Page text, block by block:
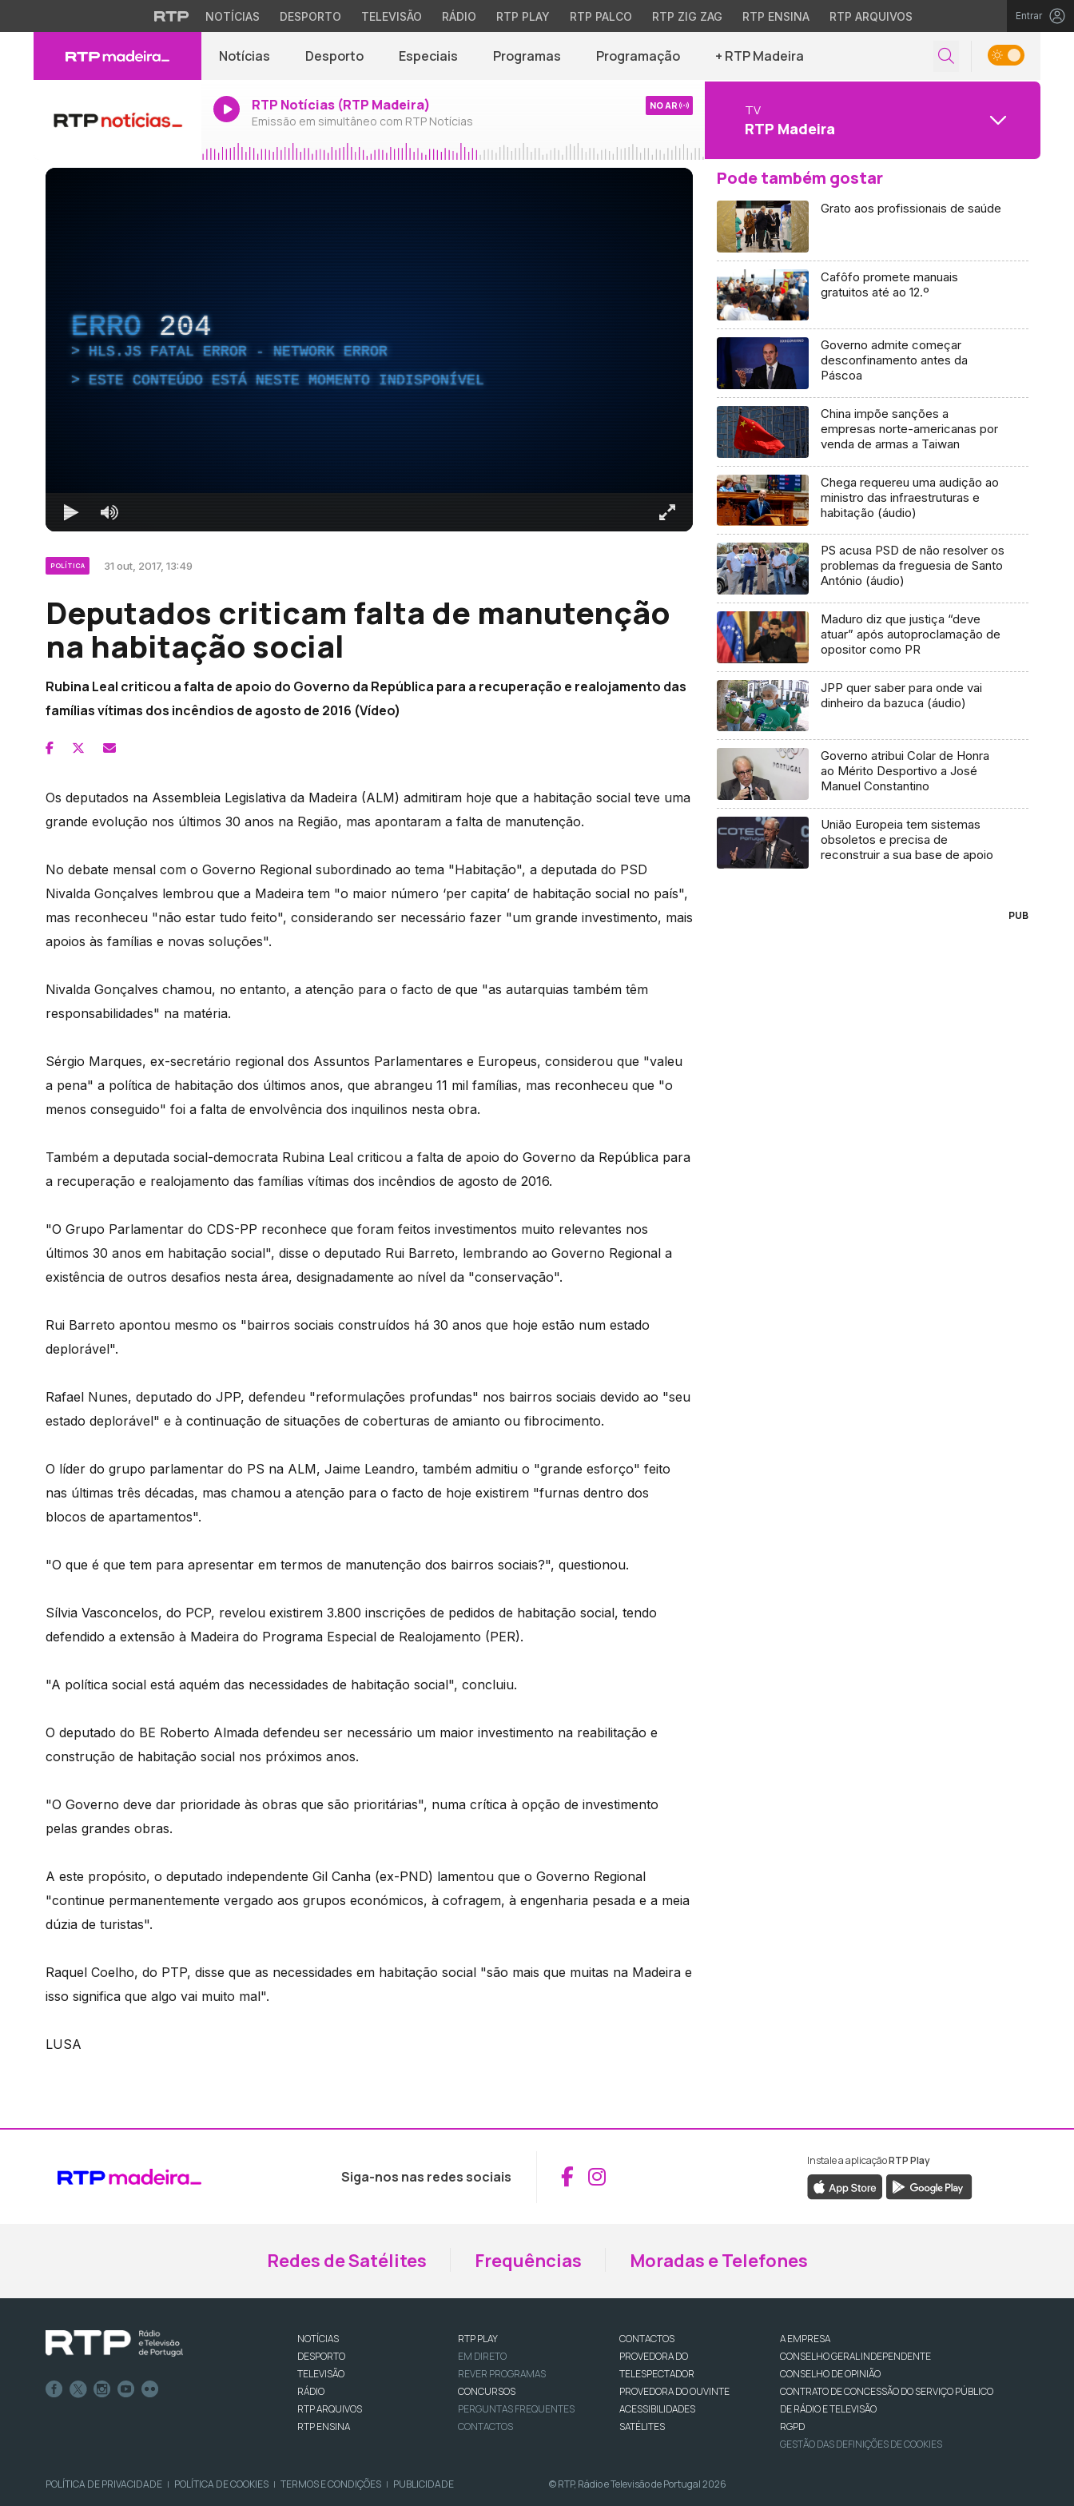
NOTÍCIAS DESPORTO TELEVISÃO RÁDIO RTP PLAY RTP PALCO RTP ZIG ZAG RTP ENSINA RTP ARQUIVOS Entrar
Notícias Desporto Especiais Programas Programação + RTP Madeira
RTP Notícias (RTP Madeira)
Emissão em simultâneo com RTP Notícias
NO AR TV
RTP Madeira
ERRO 204
HLS.JS FATAL ERROR - NETWORK ERROR
ESTE CONTEÚDO ESTÁ NESTE MOMENTO INDISPONÍVEL
POLÍTICA 31 out, 2017, 13:49
Deputados criticam falta de manutenção
na habitação social
Rubina Leal criticou a falta de apoio do Governo da República para a recuperação e realojamento das
famílias vítimas dos incêndios de agosto de 2016 (Vídeo)
Os deputados na Assembleia Legislativa da Madeira (ALM) admitiram hoje que a habitação social teve uma
grande evolução nos últimos 30 anos na Região, mas apontaram a falta de manutenção.
No debate mensal com o Governo Regional subordinado ao tema "Habitação", a deputada do PSD
Nivalda Gonçalves lembrou que a Madeira tem "o maior número ‘per capita’ de habitação social no país",
mas reconheceu "não estar tudo feito", considerando ser necessário fazer "um grande investimento, mais
apoios às famílias e novas soluções".
Nivalda Gonçalves chamou, no entanto, a atenção para o facto de que "as autarquias também têm
responsabilidades" na matéria.
Sérgio Marques, ex-secretário regional dos Assuntos Parlamentares e Europeus, considerou que "valeu
a pena" a política de habitação dos últimos anos, que abrangeu 11 mil famílias, mas reconheceu que "o
menos conseguido" foi a falta de envolvência dos inquilinos nesta obra.
Também a deputada social-democrata Rubina Leal criticou a falta de apoio do Governo da República para
a recuperação e realojamento das famílias vítimas dos incêndios de agosto de 2016.
"O Grupo Parlamentar do CDS-PP reconhece que foram feitos investimentos muito relevantes nos
últimos 30 anos em habitação social", disse o deputado Rui Barreto, lembrando ao Governo Regional a
existência de outros desafios nesta área, designadamente ao nível da "conservação".
Rui Barreto apontou mesmo os "bairros sociais construídos há 30 anos que hoje estão num estado
deplorável".
Rafael Nunes, deputado do JPP, defendeu "reformulações profundas" nos bairros sociais devido ao "seu
estado deplorável" e à continuação de situações de coberturas de amianto ou fibrocimento.
O líder do grupo parlamentar do PS na ALM, Jaime Leandro, também admitiu o "grande esforço" feito
nas últimas três décadas, mas chamou a atenção para o facto de hoje existirem "furnas dentro dos
blocos de apartamentos".
"O que é que tem para apresentar em termos de manutenção dos bairros sociais?", questionou.
Sílvia Vasconcelos, do PCP, revelou existirem 3.800 inscrições de pedidos de habitação social, tendo
defendido a extensão à Madeira do Programa Especial de Realojamento (PER).
"A política social está aquém das necessidades de habitação social", concluiu.
O deputado do BE Roberto Almada defendeu ser necessário um maior investimento na reabilitação e
construção de habitação social nos próximos anos.
"O Governo deve dar prioridade às obras que são prioritárias", numa crítica à opção de investimento
pelas grandes obras.
A este propósito, o deputado independente Gil Canha (ex-PND) lamentou que o Governo Regional
"continue permanentemente vergado aos grupos económicos, à cofragem, à engenharia pesada e a meia
dúzia de turistas".
Raquel Coelho, do PTP, disse que as necessidades em habitação social "são mais que muitas na Madeira e
isso significa que algo vai muito mal".
LUSA
Pode também gostar
Grato aos profissionais de saúde
Cafôfo promete manuais
gratuitos até ao 12.º
Governo admite começar
desconfinamento antes da
Páscoa
China impõe sanções a
empresas norte-americanas por
venda de armas a Taiwan
Chega requereu uma audição ao
ministro das infraestruturas e
habitação (áudio)
PS acusa PSD de não resolver os
problemas da freguesia de Santo
António (áudio)
Maduro diz que justiça “deve
atuar” após autoproclamação de
opositor como PR
JPP quer saber para onde vai
dinheiro da bazuca (áudio)
Governo atribui Colar de Honra
ao Mérito Desportivo a José
Manuel Constantino
União Europeia tem sistemas
obsoletos e precisa de
reconstruir a sua base de apoio
PUB
Siga-nos nas redes sociais Aceder ao Facebook da RTP Madeira
Aceder ao Instagram da RTP Madeira
Instale a aplicaçãoRTP Play
Redes de Satélites Frequências Moradas e Telefones
NOTÍCIAS
DESPORTO
TELEVISÃO
RÁDIO
RTP ARQUIVOS
RTP ENSINA
RTP PLAY
EM DIRETO
REVER PROGRAMAS
CONCURSOS
PERGUNTAS FREQUENTES
CONTACTOS
CONTACTOS
PROVEDORA DO
TELESPECTADOR
PROVEDORA DO OUVINTE
ACESSIBILIDADES
SATÉLITES
A EMPRESA
CONSELHO GERAL INDEPENDENTE
CONSELHO DE OPINIÃO
CONTRATO DE CONCESSÃO DO SERVIÇO PÚBLICO
DE RÁDIO E TELEVISÃO
RGPD
GESTÃO DAS DEFINIÇÕES DE COOKIES
POLÍTICA DE PRIVACIDADE | POLÍTICA DE COOKIES | TERMOS E CONDIÇÕES | PUBLICIDADE © RTP, Rádio e Televisão de Portugal 2026